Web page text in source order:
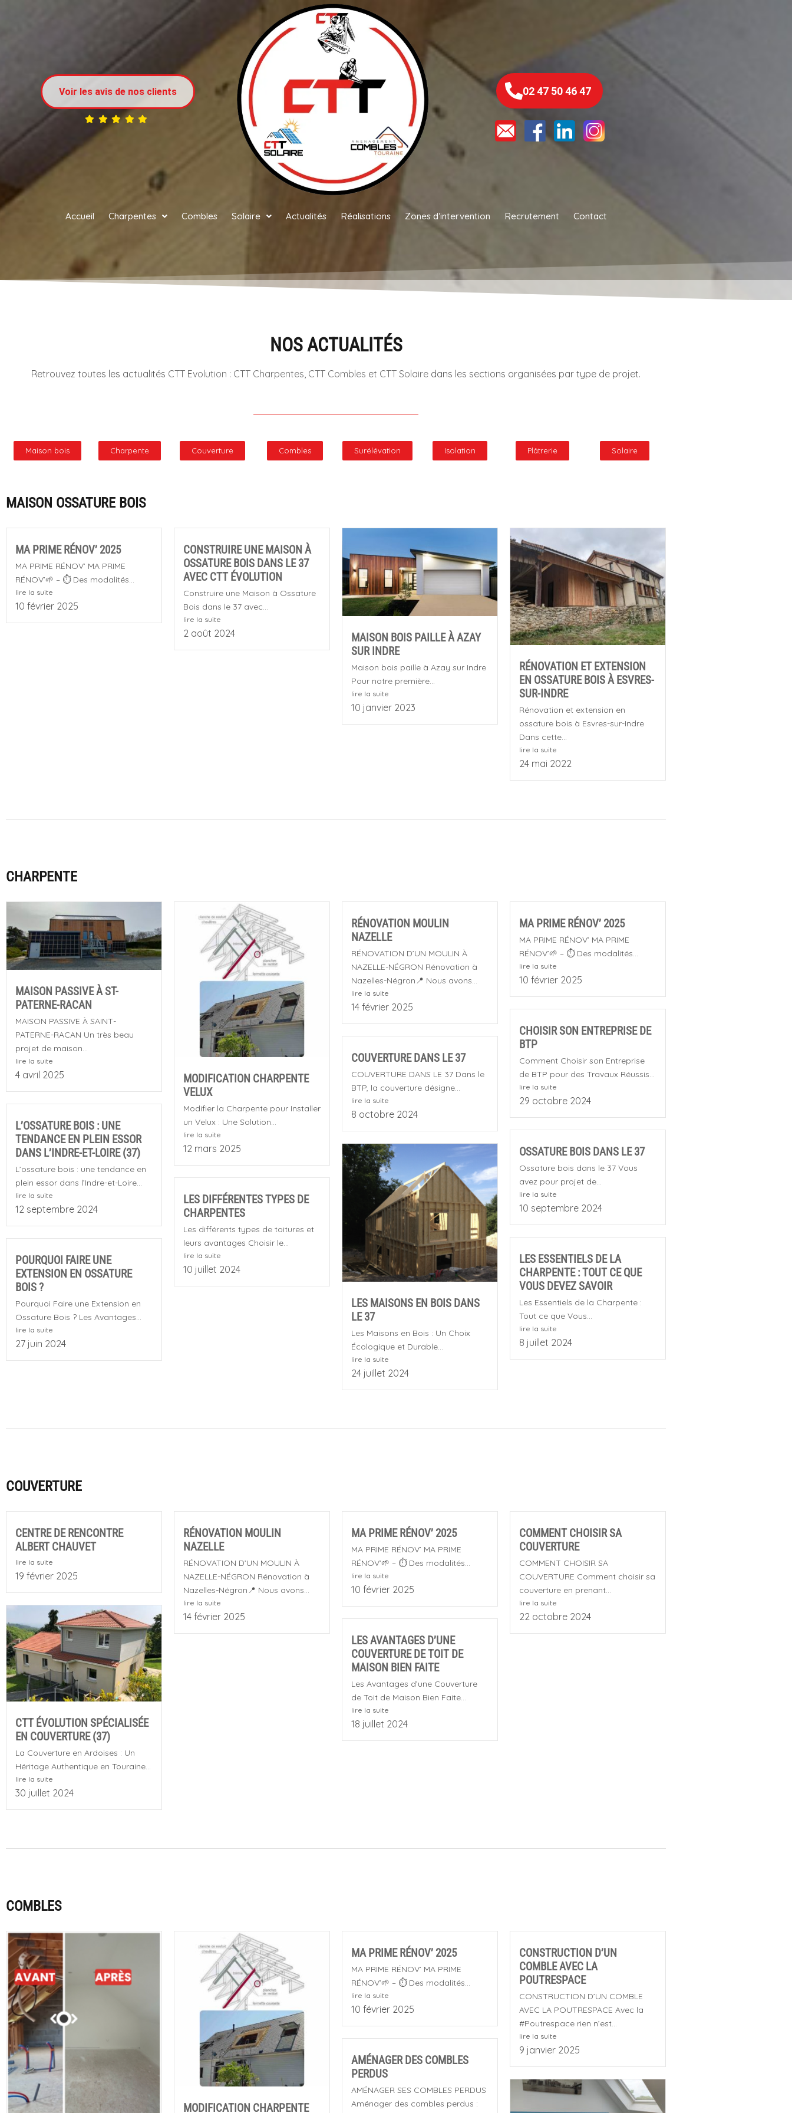
Voir les avis de nos clients 02 47 50 46 47
Accueil Charpentes Combles Solaire Actualités Réalisations Zones d’intervention Recrutement Contact
NOS ACTUALITÉS
Retrouvez toutes les actualités CTT Evolution : CTT Charpentes, CTT Combles et CTT Solaire dans les sections organisées par type de projet.
Maison bois Charpente Couverture Combles Surélévation Isolation Plâtrerie Solaire
MAISON OSSATURE BOIS
MA PRIME RÉNOV’ 2025
MA PRIME RÉNOV’ MA PRIME
RÉNOV’🌱 – ⏱️ Des modalités...
lire la suite
10 février 2025
CONSTRUIRE UNE MAISON À
OSSATURE BOIS DANS LE 37
AVEC CTT ÉVOLUTION
Construire une Maison à Ossature
Bois dans le 37 avec...
lire la suite
2 août 2024
MAISON BOIS PAILLE À AZAY
SUR INDRE
Maison bois paille à Azay sur Indre
Pour notre première...
lire la suite
10 janvier 2023
RÉNOVATION ET EXTENSION
EN OSSATURE BOIS À ESVRES-
SUR-INDRE
Rénovation et extension en
ossature bois à Esvres-sur-Indre
Dans cette...
lire la suite
24 mai 2022
CHARPENTE
MAISON PASSIVE À ST-
PATERNE-RACAN
MAISON PASSIVE À SAINT-
PATERNE-RACAN Un très beau
projet de maison...
lire la suite
4 avril 2025
MODIFICATION CHARPENTE
VELUX
Modifier la Charpente pour Installer
un Velux : Une Solution...
lire la suite
12 mars 2025
RÉNOVATION MOULIN
NAZELLE
RÉNOVATION D’UN MOULIN À
NAZELLE-NÉGRON Rénovation à
Nazelles-Négron📍 Nous avons...
lire la suite
14 février 2025
MA PRIME RÉNOV’ 2025
MA PRIME RÉNOV’ MA PRIME
RÉNOV’🌱 – ⏱️ Des modalités...
lire la suite
10 février 2025
CHOISIR SON ENTREPRISE DE
BTP
Comment Choisir son Entreprise
de BTP pour des Travaux Réussis...
lire la suite
29 octobre 2024
COUVERTURE DANS LE 37
COUVERTURE DANS LE 37 Dans le
BTP, la couverture désigne...
lire la suite
8 octobre 2024
L’OSSATURE BOIS : UNE
TENDANCE EN PLEIN ESSOR
DANS L’INDRE-ET-LOIRE (37)
L’ossature bois : une tendance en
plein essor dans l’Indre-et-Loire...
lire la suite
12 septembre 2024
OSSATURE BOIS DANS LE 37
Ossature bois dans le 37 Vous
avez pour projet de...
lire la suite
10 septembre 2024
LES MAISONS EN BOIS DANS
LE 37
Les Maisons en Bois : Un Choix
Écologique et Durable...
lire la suite
24 juillet 2024
LES DIFFÉRENTES TYPES DE
CHARPENTES
Les différents types de toitures et
leurs avantages Choisir le...
lire la suite
10 juillet 2024
LES ESSENTIELS DE LA
CHARPENTE : TOUT CE QUE
VOUS DEVEZ SAVOIR
Les Essentiels de la Charpente :
Tout ce que Vous...
lire la suite
8 juillet 2024
POURQUOI FAIRE UNE
EXTENSION EN OSSATURE
BOIS ?
Pourquoi Faire une Extension en
Ossature Bois ? Les Avantages...
lire la suite
27 juin 2024
COUVERTURE
CENTRE DE RENCONTRE
ALBERT CHAUVET
lire la suite
19 février 2025
RÉNOVATION MOULIN
NAZELLE
RÉNOVATION D’UN MOULIN À
NAZELLE-NÉGRON Rénovation à
Nazelles-Négron📍 Nous avons...
lire la suite
14 février 2025
MA PRIME RÉNOV’ 2025
MA PRIME RÉNOV’ MA PRIME
RÉNOV’🌱 – ⏱️ Des modalités...
lire la suite
10 février 2025
COMMENT CHOISIR SA
COUVERTURE
COMMENT CHOISIR SA
COUVERTURE Comment choisir sa
couverture en prenant...
lire la suite
22 octobre 2024
CTT ÉVOLUTION SPÉCIALISÉE
EN COUVERTURE (37)
La Couverture en Ardoises : Un
Héritage Authentique en Touraine...
lire la suite
30 juillet 2024
LES AVANTAGES D’UNE
COUVERTURE DE TOIT DE
MAISON BIEN FAITE
Les Avantages d’une Couverture
de Toit de Maison Bien Faite...
lire la suite
18 juillet 2024
COMBLES
MODIFICATION CHARPENTE
MA PRIME RÉNOV’ 2025
MA PRIME RÉNOV’ MA PRIME
RÉNOV’🌱 – ⏱️ Des modalités...
lire la suite
10 février 2025
CONSTRUCTION D’UN
COMBLE AVEC LA
POUTRESPACE
CONSTRUCTION D’UN COMBLE
AVEC LA POUTRESPACE Avec la
#Poutrespace rien n’est...
lire la suite
9 janvier 2025
AMÉNAGER DES COMBLES
PERDUS
AMÉNAGER SES COMBLES PERDUS
Aménager des combles perdus :